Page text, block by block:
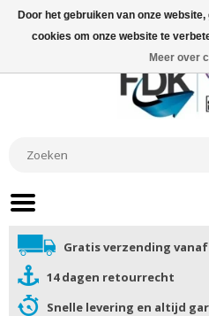
Gratis verzending vanaf
14 dagen retourrecht
Snelle levering en altijd
Door het gebruiken van onze
cookies om onze website te
Meer over